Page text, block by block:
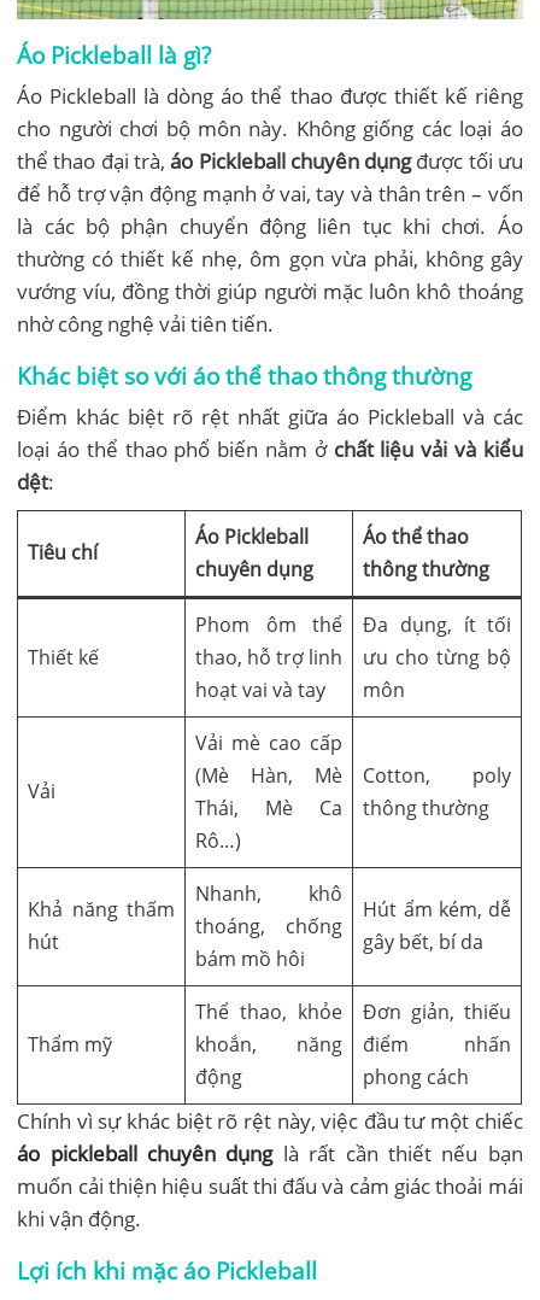
Áo Pickleball là gì?
Áo Pickleball là dòng áo thể thao được thiết kế riêng
cho người chơi bộ môn này. Không giống các loại áo
thể thao đại trà,áo Pickleball chuyên dụngđược tối ưu
để hỗ trợ vận động mạnh ở vai, tay và thân trên – vốn
là các bộ phận chuyển động liên tục khi chơi. Áo
thường có thiết kế nhẹ, ôm gọn vừa phải, không gây
vướng víu, đồng thời giúp người mặc luôn khô thoáng
nhờ công nghệ vải tiên tiến.
Khác biệt so với áo thể thao thông thường
Điểm khác biệt rõ rệt nhất giữa áo Pickleball và các
loại áo thể thao phổ biến nằm ở chất liệu vải và kiểu
dệt:
Tiêu chí
Áo Pickleball
chuyên dụng
Áo thể thao
thông thường
Thiết kế
Phom ôm thể
thao, hỗ trợ linh
hoạt vai và tay
Đa dụng, ít tối
ưu cho từng bộ
môn
Vải
Vải mè cao cấp
(Mè Hàn, Mè
Thái, Mè Ca
Rô…)
Cotton, poly
thông thường
Khả năng thấm
hút
Nhanh, khô
thoáng, chống
bám mồ hôi
Hút ẩm kém, dễ
gây bết, bí da
Thẩm mỹ
Thể thao, khỏe
khoắn, năng
động
Đơn giản, thiếu
điểm nhấn
phong cách
Chính vì sự khác biệt rõ rệt này, việc đầu tư một chiếc
áo pickleball chuyên dụnglà rất cần thiết nếu bạn
muốn cải thiện hiệu suất thi đấu và cảm giác thoải mái
khi vận động.
Lợi ích khi mặc áo Pickleball